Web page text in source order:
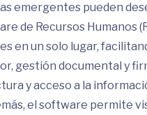
emergentes pueden
de Recursos Humanos
en un solo lugar,
gestión documental y
y acceso a la
el software permite